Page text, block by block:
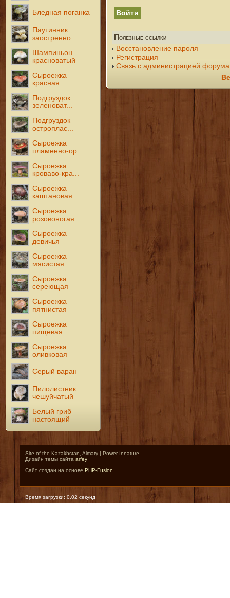
Бледная поганка
Паутинник
заостренно...
Шампиньон
красноватый
Сыроежка
красная
Подгруздок
зеленоват...
Подгруздок
остроплас...
Сыроежка
пламенно-ор...
Сыроежка
кроваво-кра...
Сыроежка
каштановая
Сыроежка
розовоногая
Сыроежка
девичья
Сыроежка
мясистая
Сыроежка
сереющая
Сыроежка
пятнистая
Сыроежка
пищевая
Сыроежка
оливковая
Серый варан
Пилолистник
чешуйчатый
Белый гриб
настоящий
Полезные ссылки
Восстановление пароля
Регистрация
Связь с администрацией форума
Site of the Kazakhstan, Almaty | Power Innature
Дизайн темы сайта arfey
Сайт создан на основе PHP-Fusion
Время загрузки: 0.02 секунд